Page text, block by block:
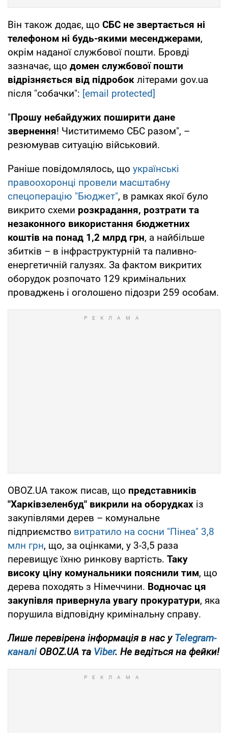
Він також додає, що СБС не звертається ні
телефоном ні будь-якими месенджерами,
окрім наданої службової пошти. Бровді
зазначає, що домен службової пошти
відрізняється від підробок літерами gov.ua
після "собачки": [email protected]
"Прошу небайдужих поширити дане
звернення! Чиститимемо СБС разом", –
резюмував ситуацію військовий.
Раніше повідомлялось, що українські
правоохоронці провели масштабну
спецоперацію "Бюджет", в рамках якої було
викрито схеми розкрадання, розтрати та
незаконного використання бюджетних
коштів на понад 1,2 млрд грн, а найбільше
збитків – в інфраструктурній та паливно-
енергетичній галузях. За фактом викритих
оборудок розпочато 129 кримінальних
проваджень і оголошено підозри 259 особам.
OBOZ.UA також писав, що представників
"Харківзеленбуд" викрили на оборудках із
закупівлями дерев – комунальне
підприємство витратило на сосни "Пінеа" 3,8
млн грн, що, за оцінками, у 3-3,5 раза
перевищує їхню ринкову вартість. Таку
високу ціну комунальники пояснили тим, що
дерева походять з Німеччини. Водночас ця
закупівля привернула увагу прокуратури, яка
порушила відповідну кримінальну справу.
Лише перевірена інформація в нас уTelegram-
каналіOBOZ.UA та Viber. Не ведіться на фейки!